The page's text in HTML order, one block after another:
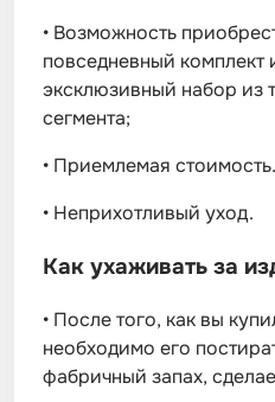
• Возможность
повседневный комплект
эксклюзивный набор из
сегмента;
• Приемлемая стоимость.
• Неприхотливый уход.
Как ухаживать за
• После того, как вы
необходимо его
фабричный запах,